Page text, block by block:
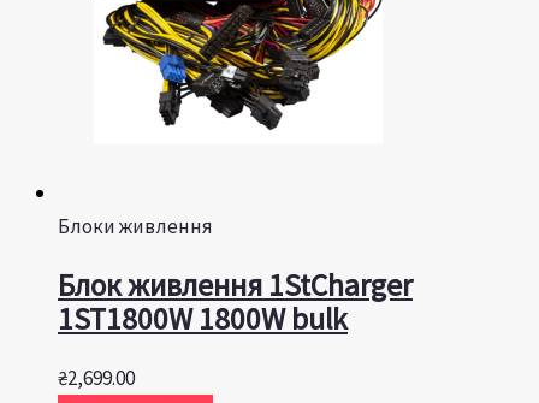
Блоки живлення
Блок живлення 1StCharger
1ST1800W 1800W bulk
₴2,699.00